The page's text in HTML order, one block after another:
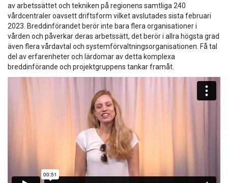
av arbetssättet och tekniken på regionens samtliga 240
vårdcentraler oavsett driftsform vilket avslutades sista februari
2023. Breddinförandet berör inte bara flera organisationer i
vården och påverkar deras arbetssätt, det berör i allra högsta grad
även flera vårdavtal och systemförvaltningsorganisationen. Få tal
del av erfarenheter och lärdomar av detta komplexa
breddinförande och projektgruppens tankar framåt.